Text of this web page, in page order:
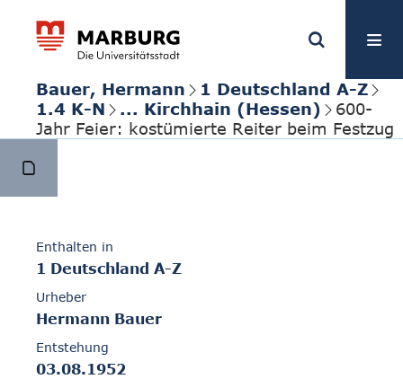
Bauer, Hermann
1 Deutschland A-Z
1.4 K-N
... Kirchhain (Hessen)
600-
Jahr Feier: kostümierte Reiter beim Festzug
Enthalten in
1 Deutschland A-Z
Urheber
Hermann Bauer
Entstehung
03.08.1952